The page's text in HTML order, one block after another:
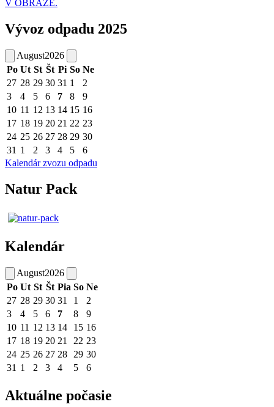
V OBRAZE.
Vývoz odpadu 2025
August2026
Po Ut St Št Pi So Ne
27 28 29 30 31 1
2
3
4 5 6 7 8
9
10 11 12 13 14 15 16
17 18 19 20 21 22 23
24 25 26 27 28 29 30
31 1 2 3 4 5
6
Kalendár zvozu odpadu
Natur Pack
Kalendár
August2026
Po Ut St Št Pia So Ne
27 28 29 30 31 1
2
3
4 5 6 7 8
9
10 11 12 13 14 15 16
17 18 19 20 21 22 23
24 25 26 27 28 29 30
31 1 2 3 4 5 6
Aktuálne počasie